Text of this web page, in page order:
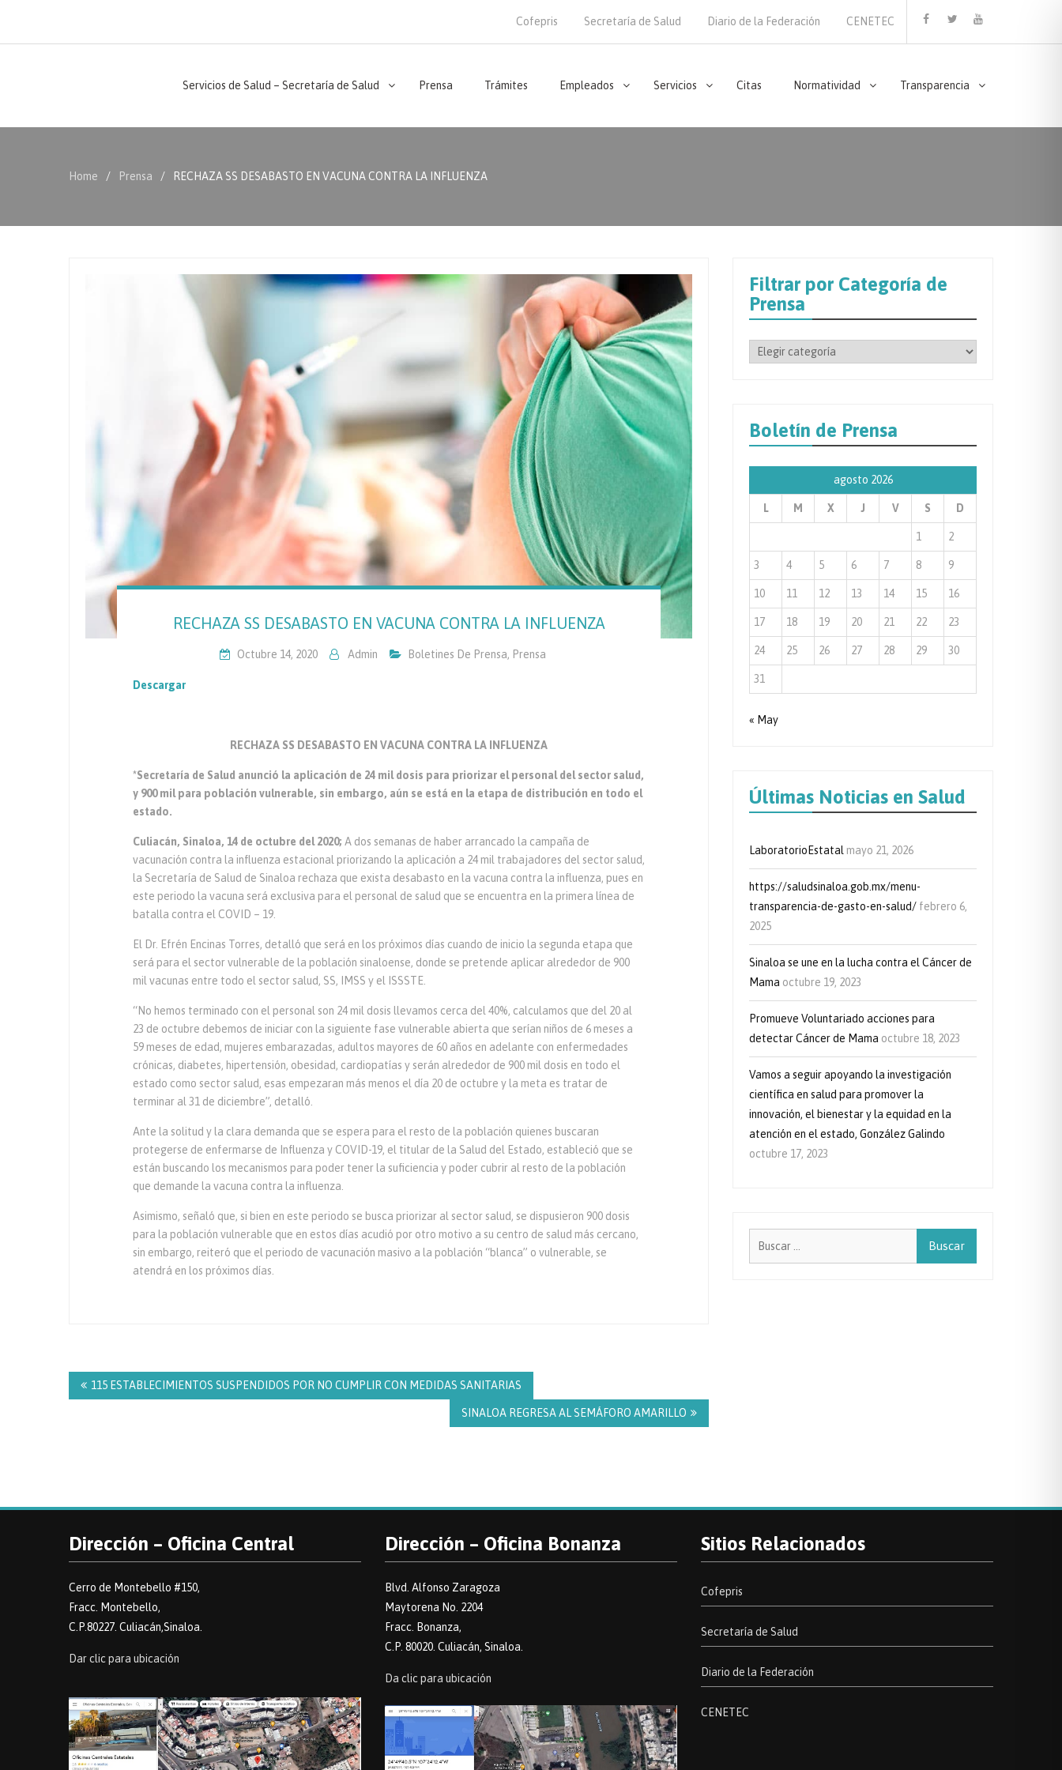
Cofepris Secretaría de Salud Diario de la Federación
CENETEC
Servicios de Salud – Secretaría de Salud Prensa Trámites Empleados Servicios Citas Normatividad Transparencia
Home Prensa RECHAZA SS DESABASTO EN VACUNA CONTRA LA INFLUENZA
RECHAZA SS DESABASTO EN VACUNA CONTRA LA INFLUENZA
Octubre 14, 2020 Admin Boletines De Prensa, Prensa
Descargar
RECHAZA SS DESABASTO EN VACUNA CONTRA LA INFLUENZA
*Secretaría de Salud anunció la aplicación de 24 mil dosis para priorizar el personal del sector salud,
y 900 mil para población vulnerable, sin embargo, aún se está en la etapa de distribución en todo el
estado.
Culiacán, Sinaloa, 14 de octubre del 2020; A dos semanas de haber arrancado la campaña de
vacunación contra la influenza estacional priorizando la aplicación a 24 mil trabajadores del sector salud,
la Secretaría de Salud de Sinaloa rechaza que exista desabasto en la vacuna contra la influenza, pues en
este periodo la vacuna será exclusiva para el personal de salud que se encuentra en la primera línea de
batalla contra el COVID – 19.
El Dr. Efrén Encinas Torres, detalló que será en los próximos días cuando de inicio la segunda etapa que
será para el sector vulnerable de la población sinaloense, donde se pretende aplicar alrededor de 900
mil vacunas entre todo el sector salud, SS, IMSS y el ISSSTE.
“No hemos terminado con el personal son 24 mil dosis llevamos cerca del 40%, calculamos que del 20 al
23 de octubre debemos de iniciar con la siguiente fase vulnerable abierta que serían niños de 6 meses a
59 meses de edad, mujeres embarazadas, adultos mayores de 60 años en adelante con enfermedades
crónicas, diabetes, hipertensión, obesidad, cardiopatías y serán alrededor de 900 mil dosis en todo el
estado como sector salud, esas empezaran más menos el día 20 de octubre y la meta es tratar de
terminar al 31 de diciembre”, detalló.
Ante la solitud y la clara demanda que se espera para el resto de la población quienes buscaran
protegerse de enfermarse de Influenza y COVID-19, el titular de la Salud del Estado, estableció que se
están buscando los mecanismos para poder tener la suficiencia y poder cubrir al resto de la población
que demande la vacuna contra la influenza.
Asimismo, señaló que, si bien en este periodo se busca priorizar al sector salud, se dispusieron 900 dosis
para la población vulnerable que en estos días acudió por otro motivo a su centro de salud más cercano,
sin embargo, reiteró que el periodo de vacunación masivo a la población “blanca” o vulnerable, se
atendrá en los próximos días.
de
entradas
115 ESTABLECIMIENTOS SUSPENDIDOS POR NO CUMPLIR CON MEDIDAS SANITARIAS
SINALOA REGRESA AL SEMÁFORO AMARILLO
Filtrar por Categoría de
Prensa
Filtrar
Prensa
Boletín de Prensa
agosto 2026
L M X J V S D
1 2
3 4 5 6 7 8 9
10 11 12 13 14 15 16
17 18 19 20 21 22 23
24 25 26 27 28 29 30
31
« May
Últimas Noticias en Salud
LaboratorioEstatal mayo 21, 2026
https://saludsinaloa.gob.mx/menu-
transparencia-de-gasto-en-salud/ febrero 6,
2025
Sinaloa se une en la lucha contra el Cáncer de
Mama octubre 19, 2023
Promueve Voluntariado acciones para
detectar Cáncer de Mama octubre 18, 2023
Vamos a seguir apoyando la investigación
científica en salud para promover la
innovación, el bienestar y la equidad en la
atención en el estado, González Galindo
octubre 17, 2023
Dirección – Oficina Central
Cerro de Montebello #150,
Fracc. Montebello,
C.P.80227. Culiacán,Sinaloa.
Dar clic para ubicación
Dirección – Oficina Bonanza
Blvd. Alfonso Zaragoza
Maytorena No. 2204
Fracc. Bonanza,
C.P. 80020. Culiacán, Sinaloa.
Da clic para ubicación
Sitios Relacionados
Cofepris
Secretaría de Salud
Diario de la Federación
CENETEC